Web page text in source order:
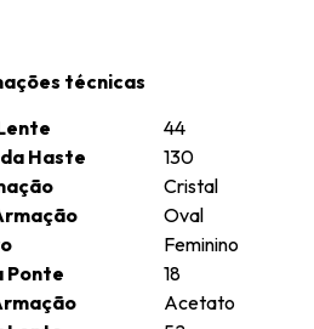
técnicas
44
Haste
130
Cristal
Oval
Feminino
Ponte
18
Acetato